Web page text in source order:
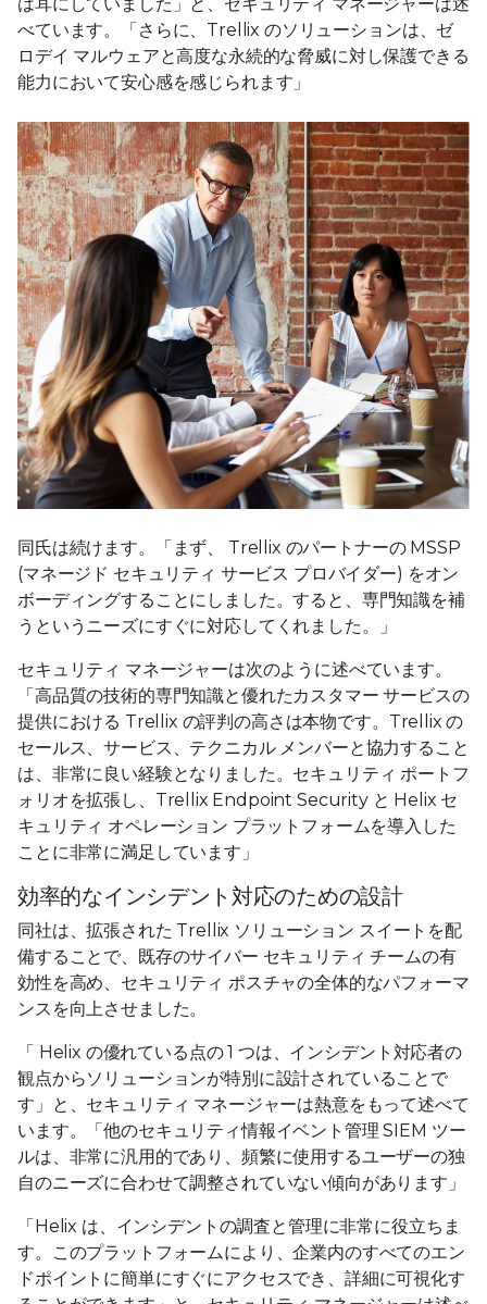
べています。「さらに、Trellix のソリューションは、ゼ
ロデイ マルウェアと高度な永続的な脅威に対し保護できる
能力において安心感を感じられます」
同氏は続けます。「まず、 Trellix のパートナーの MSSP
(マネージド セキュリティ サービス プロバイダー) をオン
ボーディングすることにしました。すると、専門知識を補
うというニーズにすぐに対応してくれました。」
セキュリティ マネージャーは次のように述べています。
「高品質の技術的専門知識と優れたカスタマー サービスの
提供における Trellix の評判の高さは本物です。Trellix の
セールス、サービス、テクニカル メンバーと協力すること
は、非常に良い経験となりました。セキュリティ ポートフ
ォリオを拡張し、Trellix Endpoint Security と Helix セ
キュリティ オペレーション プラットフォームを導入した
ことに非常に満足しています」
効率的なインシデント対応のための設計
同社は、拡張された Trellix ソリューション スイートを配
備することで、既存のサイバー セキュリティ チームの有
効性を高め、セキュリティ ポスチャの全体的なパフォーマ
ンスを向上させました。
「 Helix の優れている点の 1 つは、インシデント対応者の
観点からソリューションが特別に設計されていることで
す」と、セキュリティ マネージャーは熱意をもって述べて
います。「他のセキュリティ情報イベント管理 SIEM ツー
ルは、非常に汎用的であり、頻繁に使用するユーザーの独
自のニーズに合わせて調整されていない傾向があります」
「Helix は、インシデントの調査と管理に非常に役立ちま
す。このプラットフォームにより、企業内のすべてのエン
ドポイントに簡単にすぐにアクセスでき、詳細に可視化す